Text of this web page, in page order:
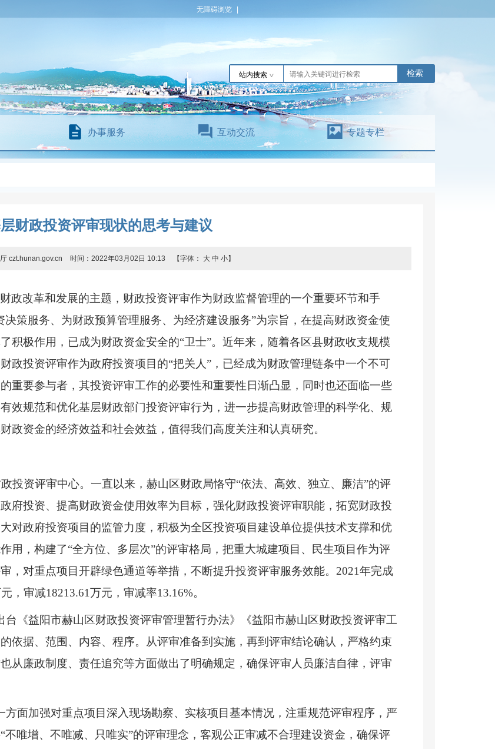
无障碍浏览
站内搜索 检索
办事服务 互动交流 专题专栏
财政投资评审现状的思考与建议
czt.hunan.gov.cn 时间：2022年03月02日 10:13 【字体： 大 中 小】
政改革和发展的主题，财政投资评审作为财政监督管理的一个重要环节和手
策服务、为财政预算管理服务、为经济建设服务”为宗旨，在提高财政资金使
积极作用，已成为财政资金安全的“卫士”。近年来，随着各区县财政收支规模
政投资评审作为政府投资项目的“把关人”，已经成为财政管理链条中一个不可
重要参与者，其投资评审工作的必要性和重要性日渐凸显，同时也还面临一些
效规范和优化基层财政部门投资评审行为，进一步提高财政管理的科学化、规
政资金的经济效益和社会效益，值得我们高度关注和认真研究。
投资评审中心。一直以来，赫山区财政局恪守“依法、高效、独立、廉洁”的评
府投资、提高财政资金使用效率为目标，强化财政投资评审职能，拓宽财政投
对政府投资项目的监管力度，积极为全区投资项目建设单位提供技术支撑和优
用，构建了“全方位、多层次”的评审格局，把重大城建项目、民生项目作为评
，对重点项目开辟绿色通道等举措，不断提升投资评审服务效能。 2021年完成
，审减18213.61万元，审减率13.16%。
台《益阳市赫山区财政投资评审管理暂行办法》《益阳市赫山区财政投资评审工
依据、范围、内容、程序。从评审准备到实施，再到评审结论确认，严格约束
从廉政制度、责任追究等方面做出了明确规定，确保评审人员廉洁自律，评审
方面加强对重点项目深入现场勘察、实核项目基本情况，注重规范评审程序，严
唯增、不唯减、只唯实”的评审理念，客观公正审减不合理建设资金，确保评